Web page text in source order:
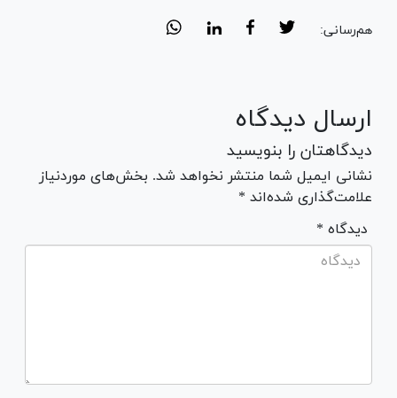
هم‌رسانی:
ارسال دیدگاه
دیدگاهتان را بنویسید
نشانی ایمیل شما منتشر نخواهد شد. بخش‌های موردنیاز
علامت‌گذاری شده‌اند *
* دیدگاه